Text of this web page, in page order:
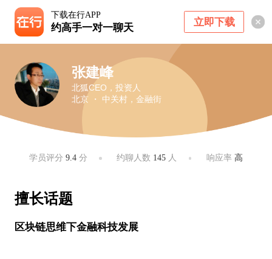
下载在行APP
约高手一对一聊天 立即下载
张建峰
北狐CEO，投资人
北京 ・ 中关村，金融街
学员评分9.4 分 约聊人数 145 人 响应率 高
擅长话题
区块链思维下金融科技发展